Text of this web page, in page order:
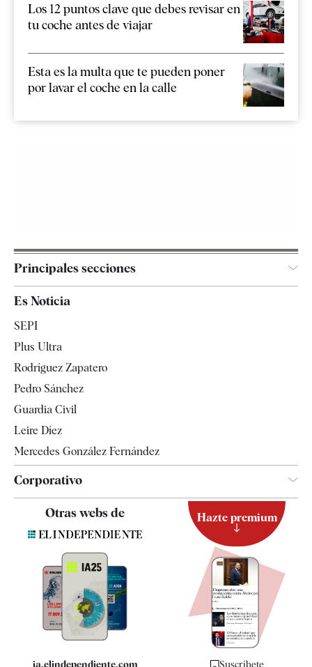
Los 12 puntos clave que debes revisar en
tu coche antes de viajar
Esta es la multa que te pueden poner
por lavar el coche en la calle
Principales secciones
Televisión
Es Noticia
SEPI
Plus Ultra
Rodríguez Zapatero
Pedro Sánchez
Guardia Civil
Leire Díez
Mercedes González Fernández
Corporativo
Quiénes somos
Especificaciones
Otras webs de
ia.elindependiente.com
Hazte premium
Suscríbete